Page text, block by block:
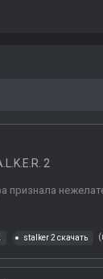
2
stalker 2 скачать